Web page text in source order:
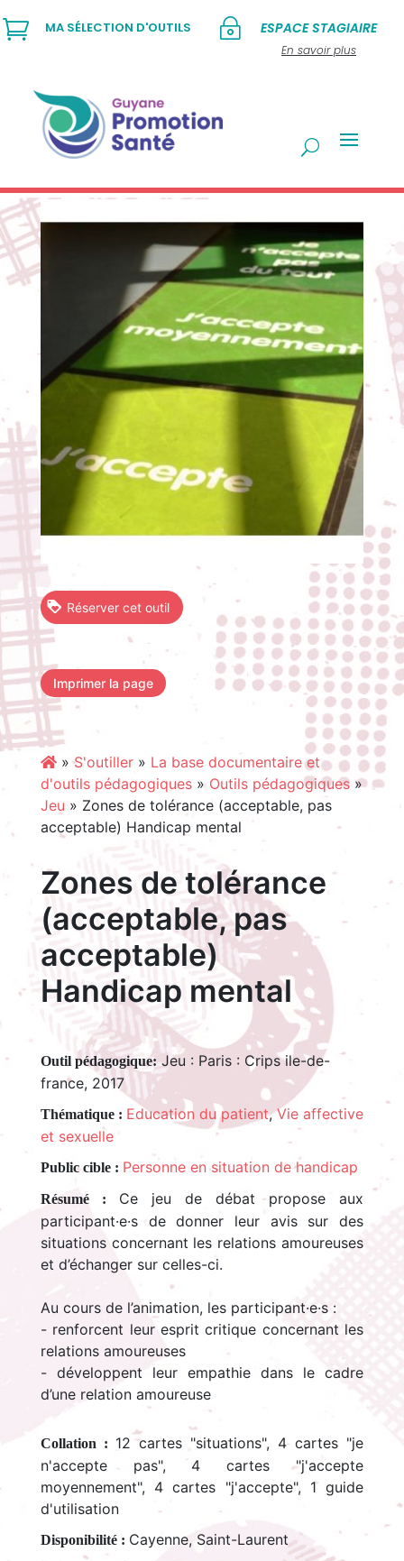
~ ESPACE STAGIAIRE
En savoir plus
 MA SÉLECTION D'OUTILS
Réserver cet outil
Imprimer la page
»S'outiller» La base documentaire et
d'outils pédagogiques» Outils pédagogiques»
Jeu » Zones de tolérance (acceptable, pas
acceptable) Handicap mental
Zones de tolérance
(acceptable, pas
acceptable)
Handicap mental
Outil pédagogique: Jeu : Paris : Crips ile-de-
france, 2017
Thématique : Education du patient,Vie affective
et sexuelle
Public cible : Personne en situation de handicap
Résumé : Ce jeu de débat propose aux
participant·e·s de donner leur avis sur des
situations concernant les relations amoureuses
et d’échanger sur celles-ci.
Au cours de l’animation, les participant·e·s :
- renforcent leur esprit critique concernant les
relations amoureuses
- développent leur empathie dans le cadre
d’une relation amoureuse
Collation : 12 cartes "situations", 4 cartes "je
n'accepte pas", 4 cartes "j'accepte
moyennement", 4 cartes "j'accepte", 1 guide
d'utilisation
Disponibilité : Cayenne, Saint-Laurent